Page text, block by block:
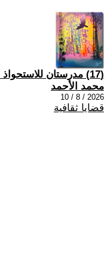
(17) مدرستان للاستحواذ على العالم
محمد الأحمد
2026 / 8 / 10
قضايا ثقافية